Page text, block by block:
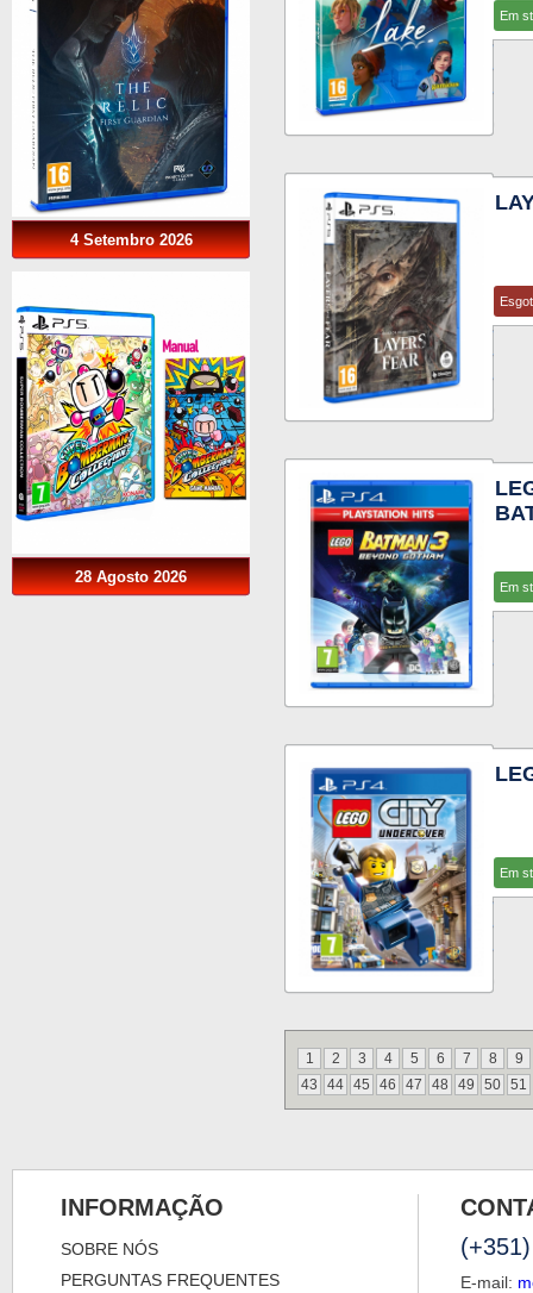
4 Setembro 2026
28 Agosto 2026
Em
Em
Em
1 2 3 4 5 6 7 8
9
43
44 45 46 47 48 49 50 51
INFORMAÇÃO
SOBRE NÓS
PERGUNTAS FREQUENTES
E-mail: